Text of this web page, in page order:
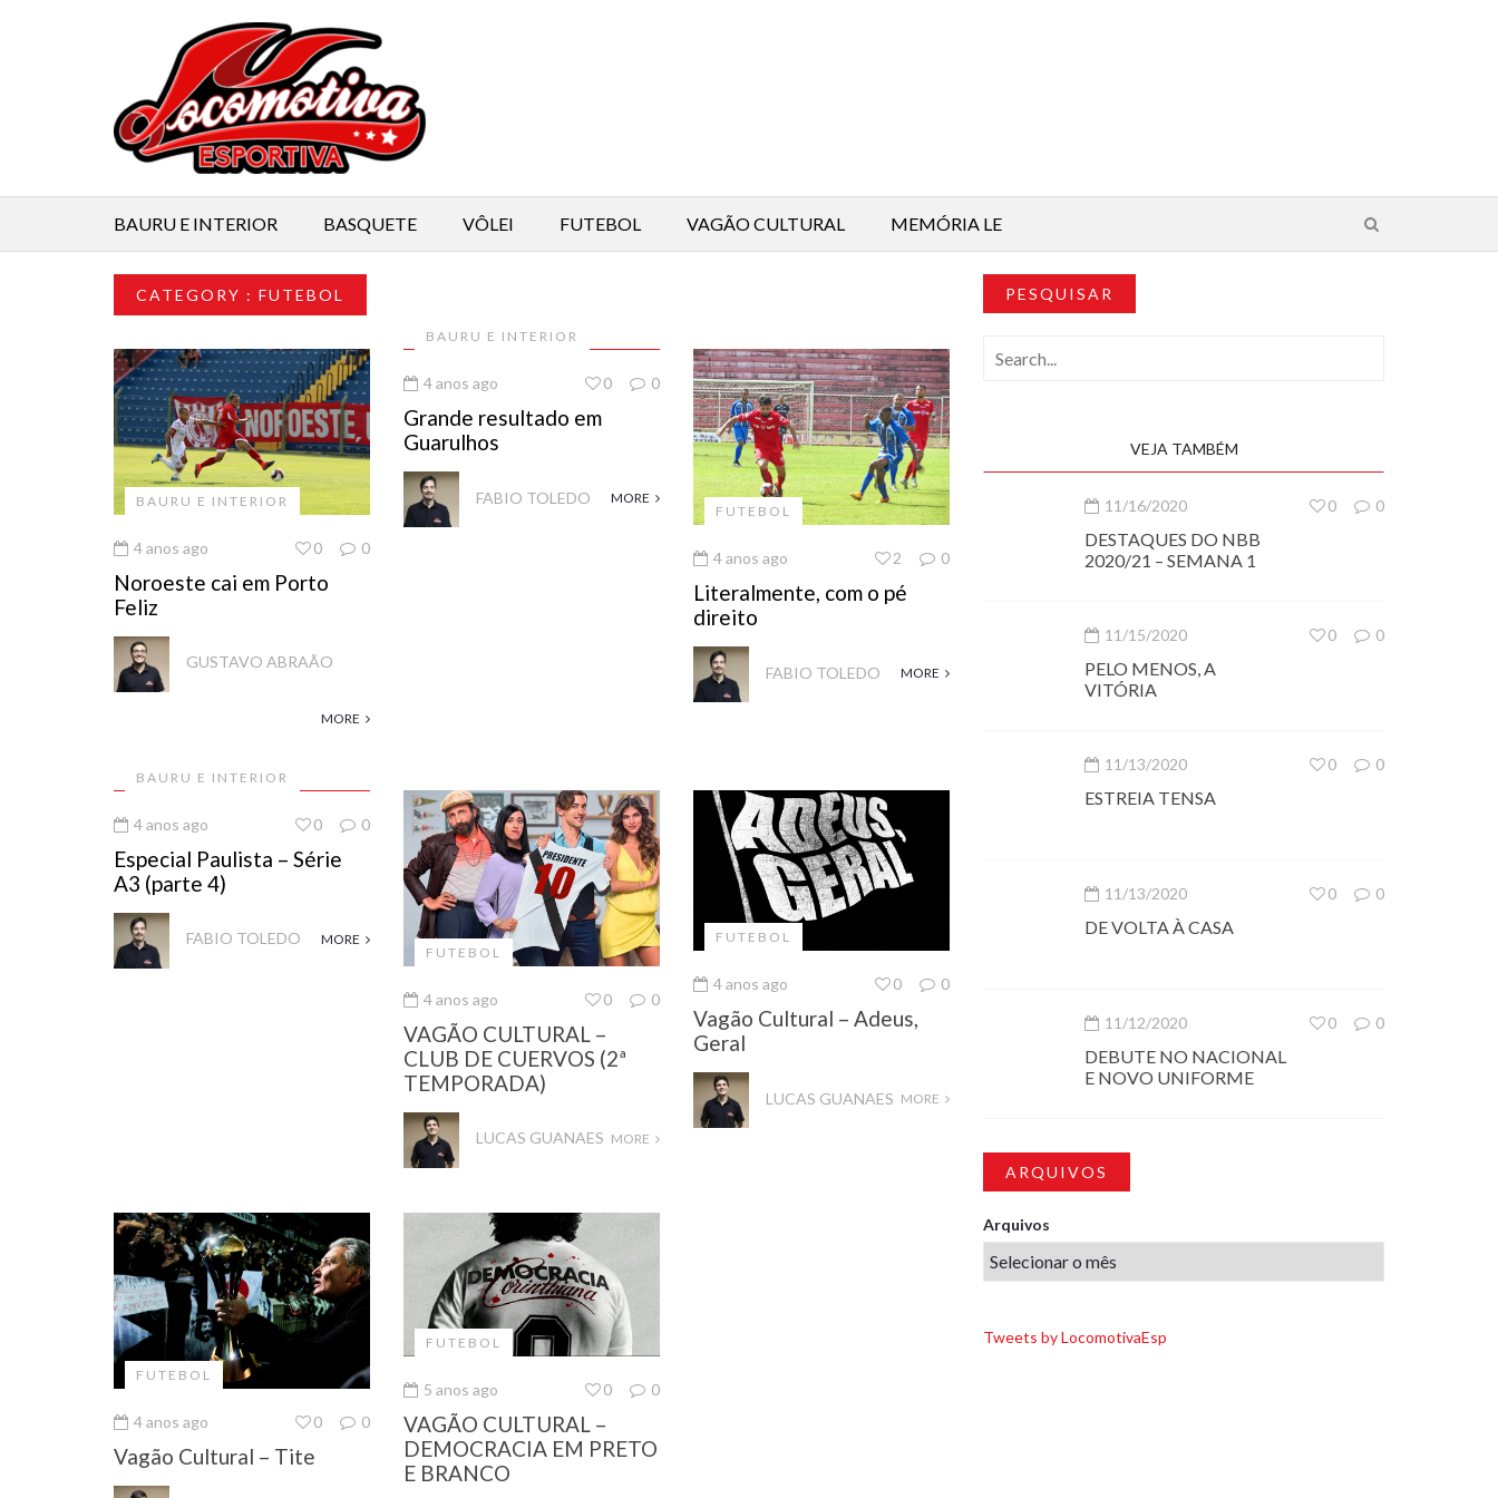
BAURU E INTERIOR BASQUETE VÔLEI FUTEBOL VAGÃO CULTURAL MEMÓRIA LE
CATEGORY : FUTEBOL
BAURU E INTERIOR
4 anos ago 0
0
Noroeste cai em Porto
Feliz
GUSTAVO ABRAÃO
MORE
BAURU E INTERIOR
4 anos ago 0
0
Grande resultado em
Guarulhos
FABIO TOLEDO
MORE
FUTEBOL
4 anos ago 0
2
Literalmente, com o pé
direito
FABIO TOLEDO MORE
BAURU E INTERIOR
4 anos ago 0
0
Especial Paulista – Série
A3 (parte 4)
FABIO TOLEDO
MORE
FUTEBOL
4 anos ago 0
0
VAGÃO CULTURAL –
CLUB DE CUERVOS (2ª
TEMPORADA)
LUCAS GUANAES MORE
FUTEBOL
4 anos ago 0
0
Vagão Cultural – Adeus,
Geral
LUCAS GUANAES MORE
FUTEBOL
4 anos ago 0
0
Vagão Cultural – Tite
FUTEBOL
5 anos ago 0
0
VAGÃO CULTURAL –
DEMOCRACIA EM PRETO
E BRANCO
PESQUISAR
VEJA TAMBÉM
11/16/2020 0
0
DESTAQUES DO NBB
2020/21 – SEMANA 1
11/15/2020 0
0
PELO MENOS, A
VITÓRIA
11/13/2020 0
0
ESTREIA TENSA
11/13/2020 0
0
DE VOLTA À CASA
11/12/2020 0
0
DEBUTE NO NACIONAL
E NOVO UNIFORME
ARQUIVOS
Arquivos
Tweets by LocomotivaEsp